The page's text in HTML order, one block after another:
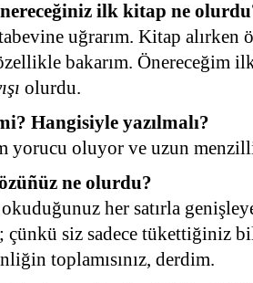
ilk kitap ne
uğrarım. Kitap alırken
bakarım. Önereceğim
olurdu.
Hangisiyle yazılmalı?
yorucu oluyor ve uzun
ne olurdu?
her satırla
çünkü siz sadece tükettiğiniz
toplamısınız, derdim.